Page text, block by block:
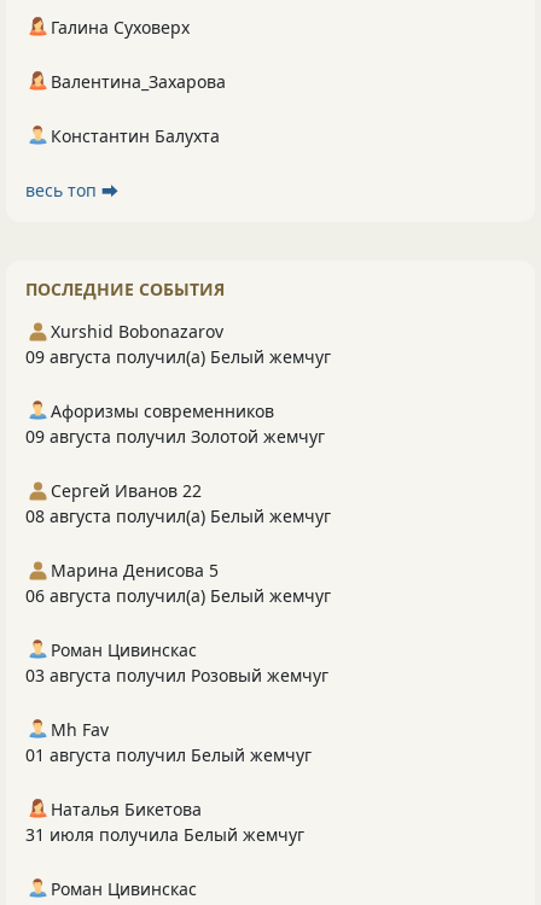
Галина Суховерх
Валентина_Захарова
Константин Балухта
весь топ ⮕
ПОСЛЕДНИЕ СОБЫТИЯ
Xurshid Bobonazarov
09 августа получил(а) Белый жемчуг
Афоризмы современников
09 августа получил Золотой жемчуг
Сергей Иванов 22
08 августа получил(а) Белый жемчуг
Марина Денисова 5
06 августа получил(а) Белый жемчуг
Роман Цивинскас
03 августа получил Розовый жемчуг
Mh Fav
01 августа получил Белый жемчуг
Наталья Бикетова
31 июля получила Белый жемчуг
Роман Цивинскас